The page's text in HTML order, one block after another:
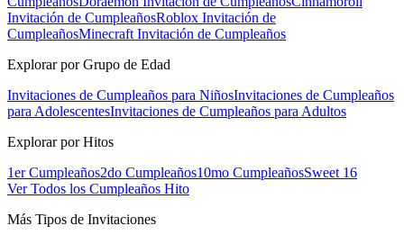
Invitación de CumpleañosRoblox Invitación de
CumpleañosMinecraft Invitación de Cumpleaños
Explorar por Grupo de Edad
Invitaciones de Cumpleaños para NiñosInvitaciones de Cumpleaños
para AdolescentesInvitaciones de Cumpleaños para Adultos
Explorar por Hitos
1er Cumpleaños2do Cumpleaños10mo CumpleañosSweet 16
Ver Todos los Cumpleaños Hito
Más Tipos de Invitaciones